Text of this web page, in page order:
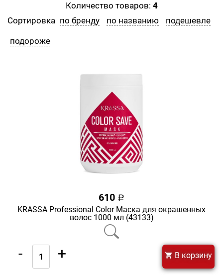
Количество товаров: 4
Сортировка по бренду по названию подешевле
подороже
610 a
KRASSA Professional Color Маска для окрашенных
волос 1000 мл (43133)
- + В корзину